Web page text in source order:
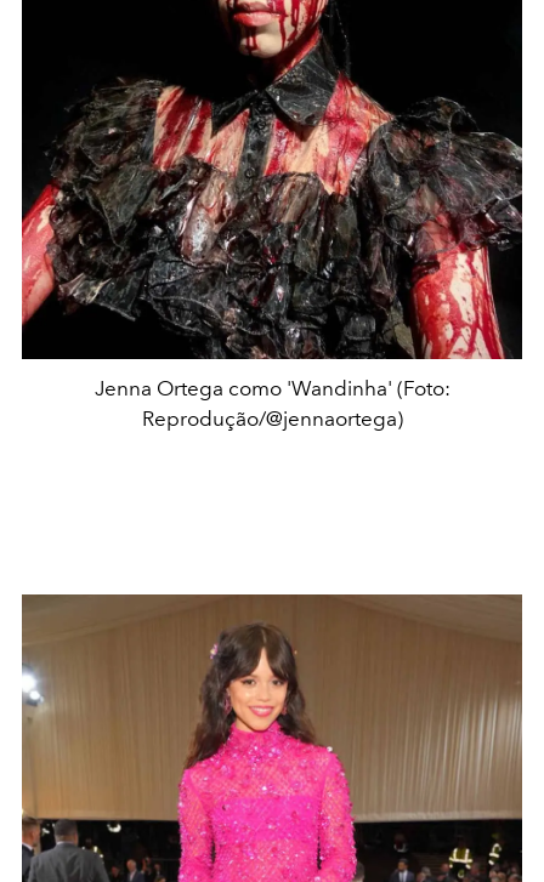
Jenna Ortega como 'Wandinha' (Foto:
Reprodução/@jennaortega)